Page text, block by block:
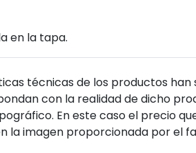
en la tapa.
técnicas de los productos
con la realidad de dicho
En este caso el precio
la imagen proporcionada por